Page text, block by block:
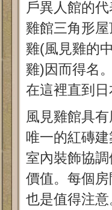
戶異人館的
雞館三角形
雞(風見雞的
雞)因而得名
在這裡直到
風見雞館具
唯一的紅磚
室內裝飾協
價值。每個
也是值得注